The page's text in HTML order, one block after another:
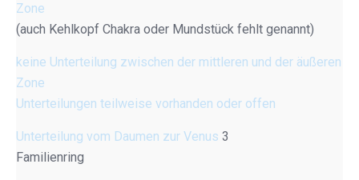
Zone
(auch Kehlkopf Chakra oder Mundstück fehlt genannt)
keine Unterteilung zwischen der mittleren und der äußeren
Zone
Unterteilungen teilweise vorhanden oder offen
Unterteilung vom Daumen zur Venus 3
Familienring